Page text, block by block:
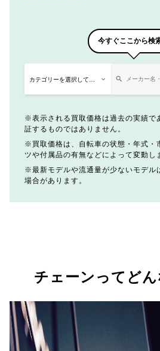
今すぐここから検
表示される買取価格は過去の実績で
証するものではありません。
買取価格は、自転車の状態・年式・
ツや付属品の有無などによって変動し
最新モデルや流通量が少ないモデル
場合があります。
チェーンってどん